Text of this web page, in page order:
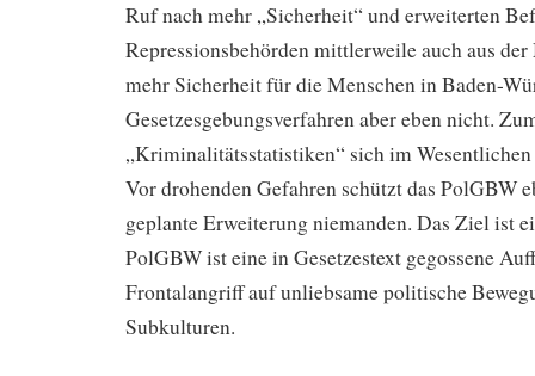
Ruf nach mehr „Sicherheit“ und erweiterten
Repressionsbehörden mittlerweile auch aus
mehr Sicherheit für die Menschen in Baden-
Gesetzesgebungsverfahren aber eben nicht.
„Kriminalitätsstatistiken“ sich im
Vor drohenden Gefahren schützt das PolGBW
geplante Erweiterung niemanden. Das Ziel ist
PolGBW ist eine in Gesetzestext gegossene
Frontalangriff auf unliebsame politische
Subkulturen.